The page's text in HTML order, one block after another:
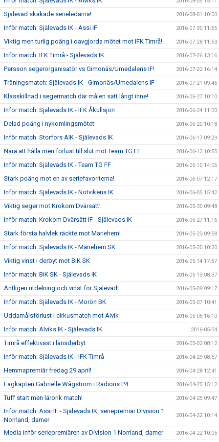
Själevad skakade serieledarna! 2016-08-01 10:00
Inför match: Själevads IK - Assi IF 2016-07-30 11:55
Viktig men turlig poäng i oavgjorda mötet mot IFK Timrå! 2016-07-28 11:53
Inför match: IFK Timrå - Själevads IK 2016-07-26 13:16
Persson segerorganisatör vs Gimonäs/Umedalens IF! 2016-07-22 16:14
Träningsmatch: Själevads IK - Gimonäs/Umedalens IF 2016-07-21 09:45
Klasskillnad i segermatch där målen satt långt inne! 2016-06-27 10:10
Inför match: Själevads IK - IFK Åkullsjön 2016-06-24 11:00
Delad poäng i nykomlingsmötet 2016-06-20 10:18
Inför match: Storfors AIK - Själevads IK 2016-06-17 09:29
Nära att hålla men förlust till slut mot Team TG FF 2016-06-13 10:55
Inför match: Själevads IK - Team TG FF 2016-06-10 14:06
Stark poäng mot en av seriefavoriterna! 2016-06-07 12:17
Inför match: Själevads IK - Notvikens IK 2016-06-05 15:42
Viktig seger mot Krokom Dvärsätt! 2016-05-30 09:48
Inför match: Krokom Dvärsätt IF - Själevads IK 2016-05-27 11:16
Stark första halvlek räckte mot Mariehem! 2016-05-23 09:58
Inför match: Själevads IK - Mariehem SK 2016-05-20 10:20
Viktig vinst i derbyt mot BiK SK 2016-05-14 17:57
Inför match: BiK SK - Själevads IK 2016-05-13 08:37
Äntligen utdelning och vinst för Själevad! 2016-05-09 09:17
Inför match: Själevads IK - Morön BK 2016-05-07 10:41
Uddamålsförlust i cirkusmatch mot Alvik 2016-05-06 16:10
Inför match: Alviks IK - Själevads IK 2016-05-04
Timrå effektivast i länsderbyt 2016-05-02 08:12
Inför match: Själevads IK - IFK Timrå 2016-04-29 08:57
Hemmapremiär fredag 29 april! 2016-04-28 12:41
Lagkapten Gabrielle Wågström i Radions P4 2016-04-25 15:12
Tuff start men lärorik match! 2016-04-25 09:47
Inför match: Assi IF - Själevads IK, seriepremiär Division 1
Norrland, damer
2016-04-22 10:14
Media inför seriepremiären av Division 1 Norrland, damer 2016-04-22 10:05